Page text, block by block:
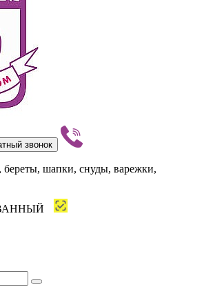
звонок
шапки, снуды, варежки,